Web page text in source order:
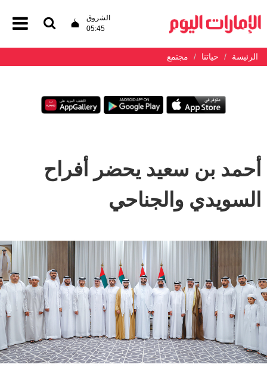
الشروق
05:45
الرئيسة حياتنا مجتمع
أحمد بن سعيد يحضر أفراح
السويدي والجناحي